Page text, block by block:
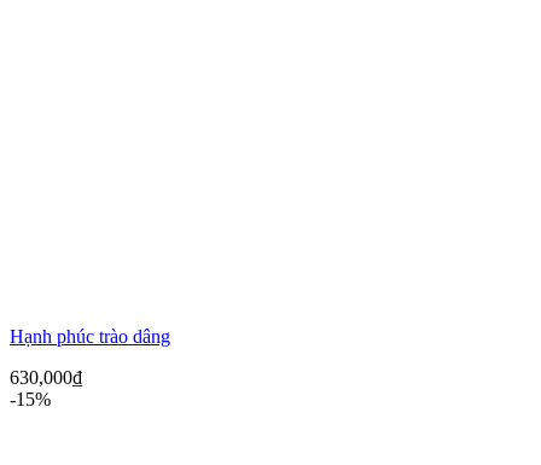
Hạnh phúc trào dâng
630,000₫
-15%